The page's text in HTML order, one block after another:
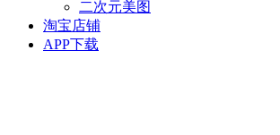
二次元美图
淘宝店铺
APP下载